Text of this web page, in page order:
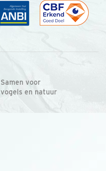
Samen voor
vogels en natuur